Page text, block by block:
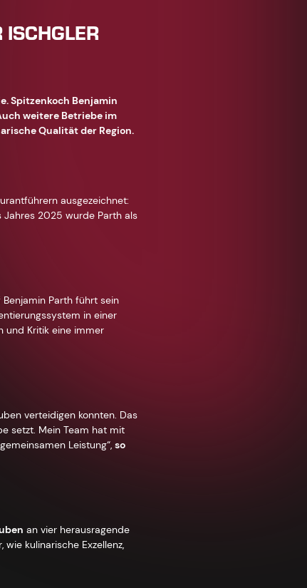
Spitzenkoch Benjamin
weitere Betriebe im
Qualität der Region.
ausgezeichnet:
Jahres 2025 wurde Parth als
Parth führt sein
in einer
und Kritik eine immer
verteidigen konnten. Das
setzt. Mein Team hat mit
Leistung“, so
an vier herausragende
kulinarische Exzellenz,